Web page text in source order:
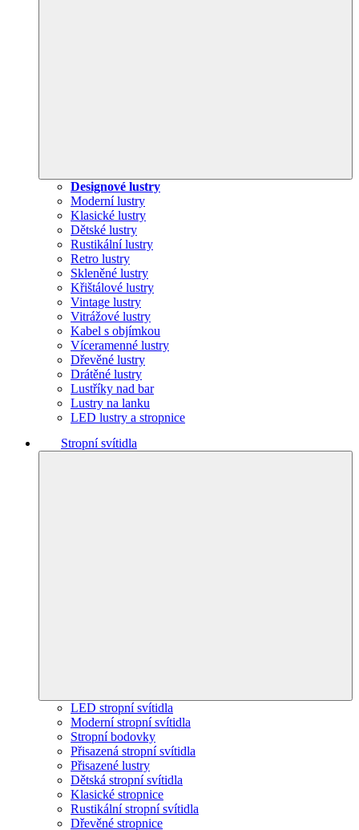
Designové lustry
Moderní lustry
Klasické lustry
Dětské lustry
Rustikální lustry
Retro lustry
Skleněné lustry
Křištálové lustry
Vintage lustry
Vitrážové lustry
Kabel s objímkou
Víceramenné lustry
Dřevěné lustry
Drátěné lustry
Lustříky nad bar
Lustry na lanku
LED lustry a stropnice
Stropní svítidla
LED stropní svítidla
Moderní stropní svítidla
Stropní bodovky
Přisazená stropní svítidla
Přisazené lustry
Dětská stropní svítidla
Klasické stropnice
Rustikální stropní svítidla
Dřevěné stropnice